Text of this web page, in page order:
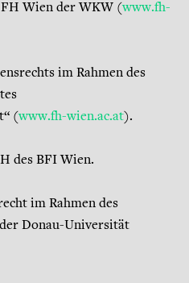
FH Wien der WKW (www.fh-
im Rahmen des
(www.fh-wien.ac.at).
des BFI Wien.
im Rahmen des
Donau-Universität